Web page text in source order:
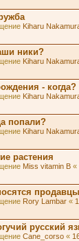
Kiharu
ники?
Kiharu
- когда?
Kiharu
попали?
Kiharu
растения
Miss vitamin B «
Rory Lambar «
русский
Cane_corso «